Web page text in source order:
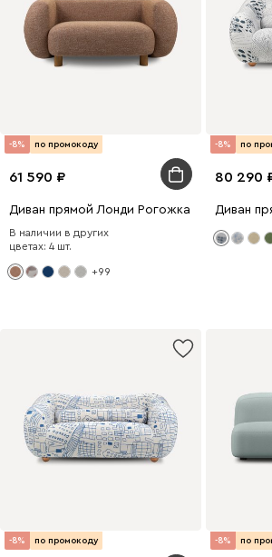
-8% по промокоду
61 590
Диван прямой Лонди Рогожка Коричневый
В наличии в других
цветах: 4 шт.
+99
-8% по
80 290
Диван
-8% по промокоду -8% по